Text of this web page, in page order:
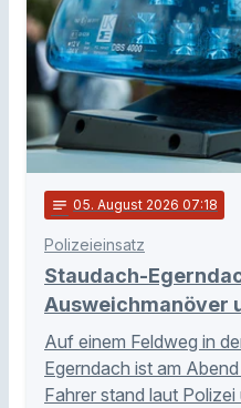
notes 05. August 2026 07:18
Polizeieinsatz
Staudach-
Ausweichmanöver
Auf einem Feldweg in
Egerndach ist am
Fahrer stand laut